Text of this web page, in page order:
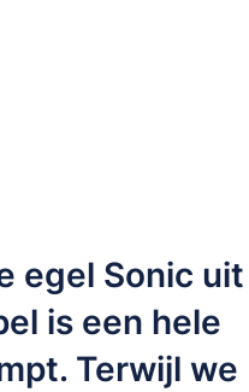
egel Sonic uit
is een hele
Terwijl we